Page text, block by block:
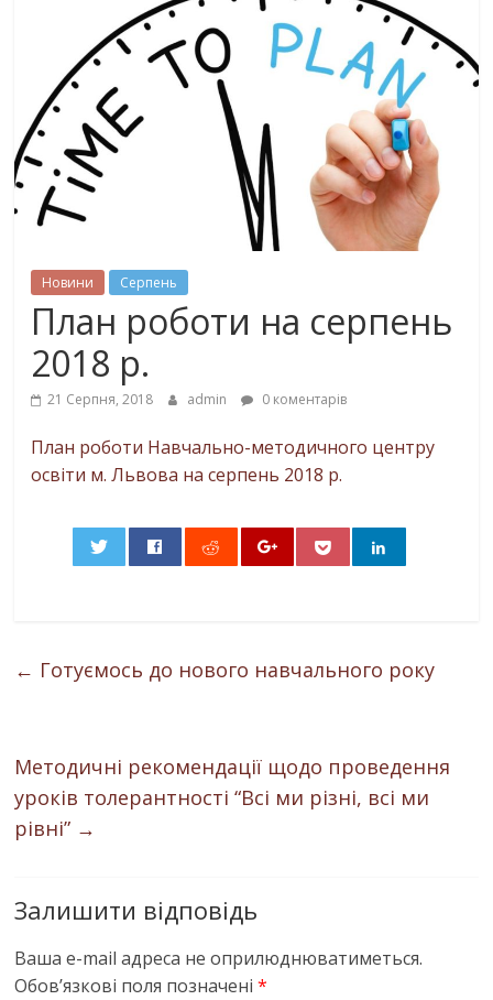
Новини Серпень
План роботи на серпень
2018 р.
21 Серпня, 2018 admin 0 коментарів
План роботи Навчально-методичного центру
освіти м. Львова на серпень 2018 р.
← Готуємось до нового навчального року
Методичні рекомендації щодо проведення
уроків толерантності “Всі ми різні, всі ми
рівні” →
Залишити відповідь
Ваша e-mail адреса не оприлюднюватиметься.
Обов’язкові поля позначені*